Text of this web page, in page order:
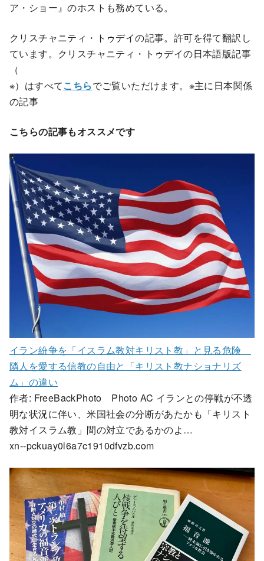
ア・ショー』のホストも務めている。
クリスチャニティ・トゥデイの記事。許可を得て翻訳し
ています。クリスチャニティ・トゥデイの日本語版記事
（
※）はすべてこちらでご覧いただけます。※主に日本関係
の記事
こちらの記事もオススメです
イラン紛争を「イスラム教対キリスト教」と見る危険
隣人を愛する信教の自由と「キリスト教ナショナリズ
ム」の違い
作者: FreeBackPhoto Photo AC イランとの停戦が不透
明な状況に伴い、米国社会の分断があたかも「キリスト
教対イスラム教」間の対立であるかのよ…
xn--pckuay0l6a7c1910dfvzb.com